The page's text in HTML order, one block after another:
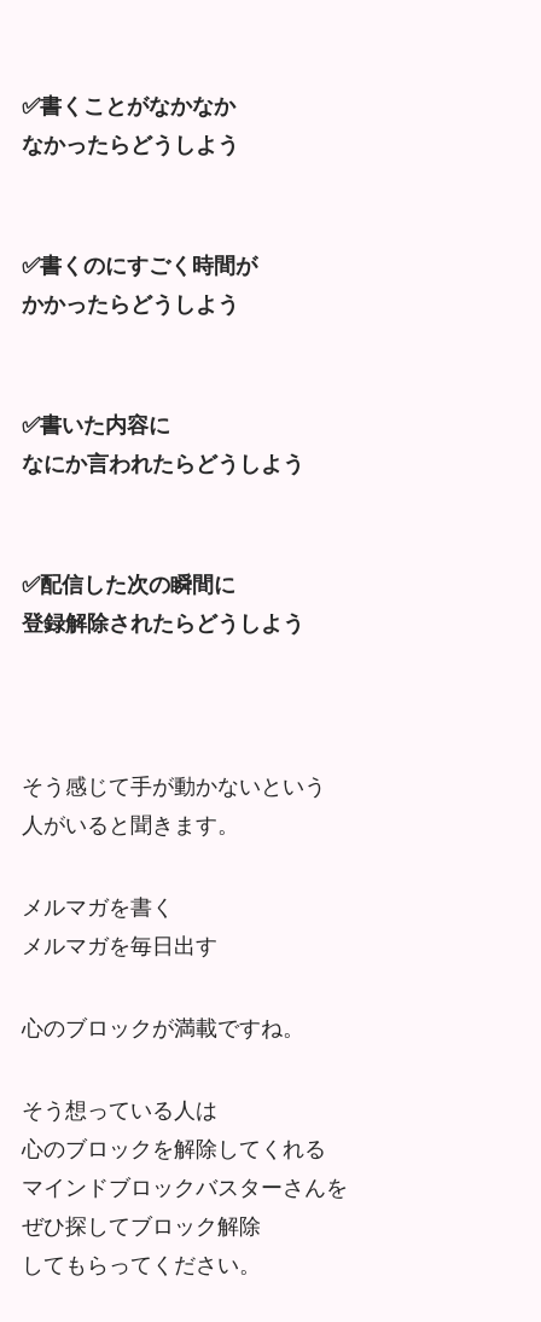
✅書くことがなかなか
なかったらどうしよう
✅書くのにすごく時間が
かかったらどうしよう
✅書いた内容に
なにか言われたらどうしよう
✅配信した次の瞬間に
登録解除されたらどうしよう
そう感じて手が動かないという
人がいると聞きます。
メルマガを書く
メルマガを毎日出す
心のブロックが満載ですね。
そう想っている人は
心のブロックを解除してくれる
マインドブロックバスターさんを
ぜひ探してブロック解除
してもらってください。